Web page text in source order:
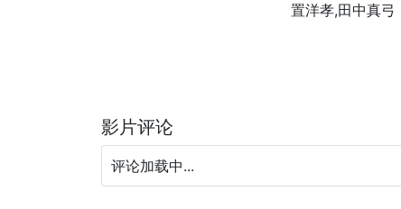
置洋孝,田中真弓
影片评论
评论加载中...